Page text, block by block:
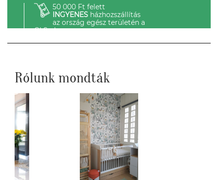
50 000 Ft felett
INGYENESházhozszállítás
az ország egész területén a
GLS-el.
Rólunk mondták